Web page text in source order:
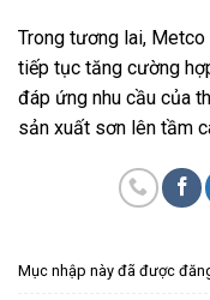
Trong tương lai, Metco
tiếp tục tăng cường
đáp ứng nhu cầu của
sản xuất sơn lên tầm
Mục nhập này đã được